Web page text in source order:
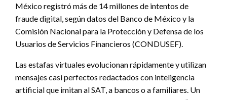
México registró más de 14 millones de intentos de
fraude digital, según datos del Banco de México y la
Comisión Nacional para la Protección y Defensa de los
Usuarios de Servicios Financieros (CONDUSEF).
Las estafas virtuales evolucionan rápidamente y utilizan
mensajes casi perfectos redactados con inteligencia
artificial que imitan al SAT, a bancos o a familiares. Un